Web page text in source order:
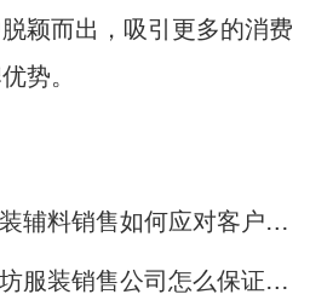
颖而出，吸引更多的消费
势。
上一篇：服装辅料销售如何应对客户投诉？
下一篇：廊坊服装销售公司怎么保证质量